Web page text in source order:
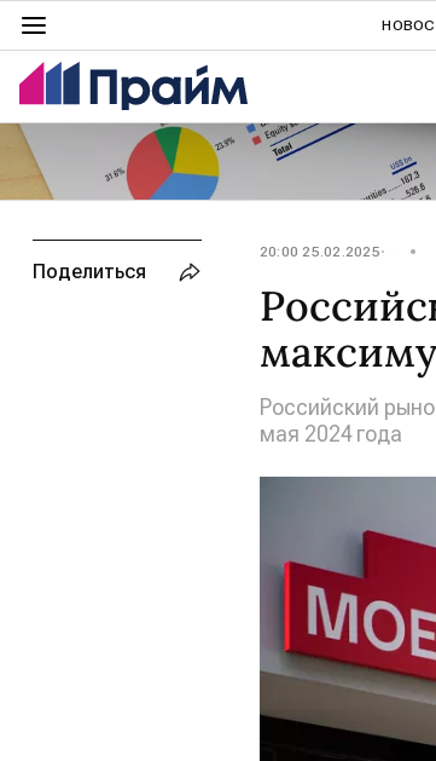
20:00 25.02.2025
Российский
мая 2024 года
Поделиться